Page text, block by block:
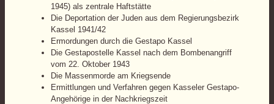
1945) als zentrale Haftstätte
Die Deportation der Juden aus dem Regierungsbezirk
Kassel 1941/42
Ermordungen durch die Gestapo Kassel
Die Gestapostelle Kassel nach dem Bombenangriff
vom 22. Oktober 1943
Die Massenmorde am Kriegsende
Ermittlungen und Verfahren gegen Kasseler Gestapo-
Angehörige in der Nachkriegszeit